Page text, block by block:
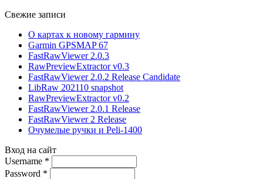
Свежие записи
О картах к новому гармину
Garmin GPSMAP 67
FastRawViewer 2.0.3
RawPreviewExtractor v0.3
FastRawViewer 2.0.2 Release Candidate
LibRaw 202110 snapshot
RawPreviewExtractor v0.2
FastRawViewer 2.0.1 Release
FastRawViewer 2 Release
Очумелые ручки и Peli-1400
Вход на сайт
Username *
Password *